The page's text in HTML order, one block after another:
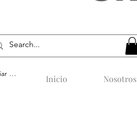
sesión Inicio Nosotros